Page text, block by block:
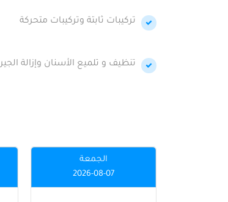
تركيبات ثابتة وتركيبات متحركة
تنظيف و تلميع الأسنان وإزالة الجير
الجمعة
2026-08-07